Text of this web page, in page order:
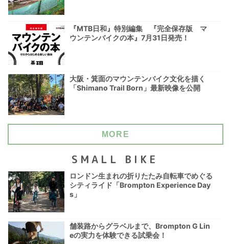
『MTB日和』特別編集 『完全保存版 マ
ウンテンバイクの本』7月31日発売！
大阪・箕面のマウンテンバイク文化を描く
「Shimano Trail Born」最新映像を公開
MORE
SMALL BIKE
ロンドン生まれの折りたたみ自転車でめぐる
シティライド「Brompton Experience Day
s」
舗装路からグラベルまで、Brompton G Lin
eの実力を体験できる試乗会！